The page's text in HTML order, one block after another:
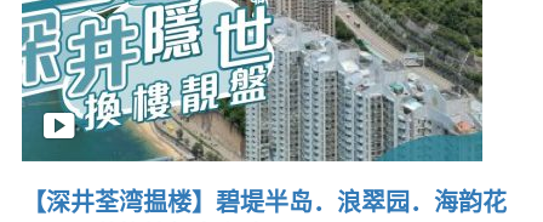
【深井荃湾揾楼】碧堤半岛．浪翠园．海韵花